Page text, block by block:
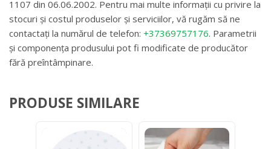
1107 din 06.06.2002. Pentru mai multe informații cu privire la
stocuri și costul produselor și serviciilor, vă rugăm să ne
contactați la numărul de telefon: +37369757176. Parametrii
și componența produsului pot fi modificate de producător
fără preîntâmpinare.
PRODUSE SIMILARE